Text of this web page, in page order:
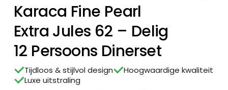
Karaca Fine Pearl
Extra Jules 62 – Delig
12 Persoons Dinerset
Tijdloos & stijlvol design
Hoogwaardige kwaliteit
Luxe uitstraling